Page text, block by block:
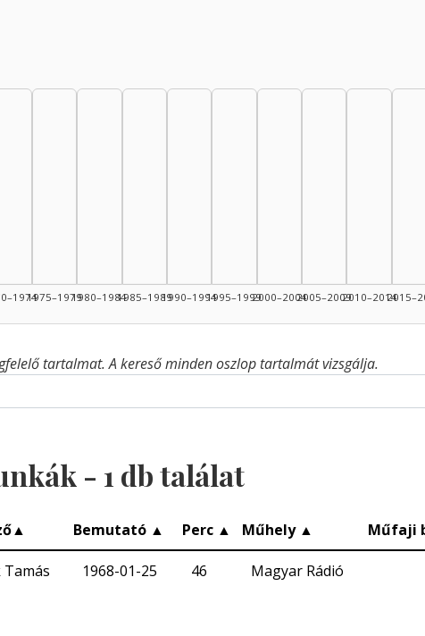
1975–19791980–19841985–19891990–19941995–19992000–20042005–20092010–2014
tartalmat. A kereső minden oszlop tartalmát vizsgálja.
- 1 db találat
▲ Bemutató ▲ Perc ▲ Műhely ▲ Műfaji
1968-01-25 46 Magyar Rádió